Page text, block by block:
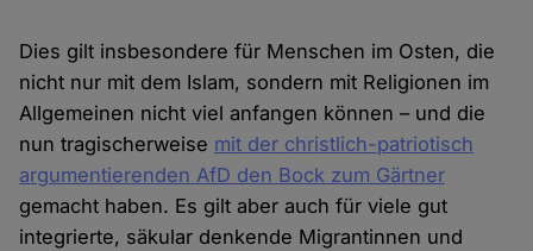
Dies gilt insbesondere für Menschen im Osten, die
nicht nur mit dem Islam, sondern mit Religionen im
Allgemeinen nicht viel anfangen können – und die
nun tragischerweise mit der christlich-patriotisch
argumentierenden AfD den Bock zum Gärtner
gemacht haben. Es gilt aber auch für viele gut
integrierte, säkular denkende Migrantinnen und